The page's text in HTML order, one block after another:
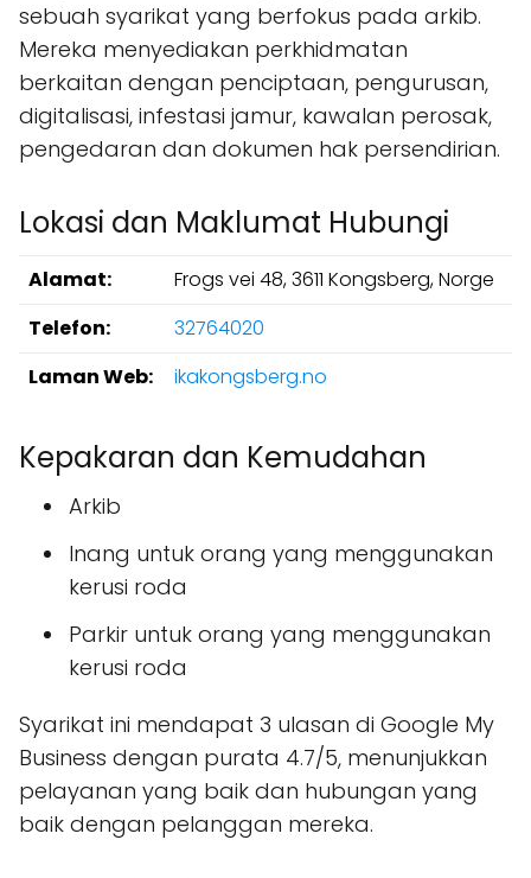
sebuah syarikat yang berfokus pada arkib.
Mereka menyediakan perkhidmatan
berkaitan dengan penciptaan, pengurusan,
digitalisasi, infestasi jamur, kawalan perosak,
pengedaran dan dokumen hak persendirian.
Lokasi dan Maklumat Hubungi
Alamat:
Frogs vei 48, 3611 Kongsberg, Norge
Telefon:
32764020
Laman Web:
ikakongsberg.no
Kepakaran dan Kemudahan
Arkib
Inang untuk orang yang menggunakan
kerusi roda
Parkir untuk orang yang menggunakan
kerusi roda
Syarikat ini mendapat 3 ulasan di Google My
Business dengan purata 4.7/5, menunjukkan
pelayanan yang baik dan hubungan yang
baik dengan pelanggan mereka.